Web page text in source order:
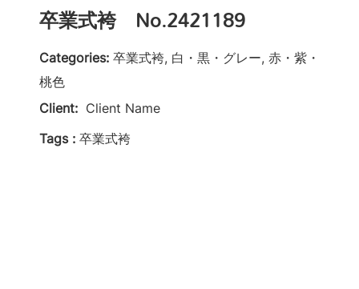
卒業式袴 No.2421189
Categories: 卒業式袴, 白・黒・グレー, 赤・紫・
桃色
Client: Client Name
Tags : 卒業式袴